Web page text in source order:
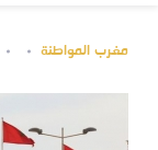
مغرب المواطنة